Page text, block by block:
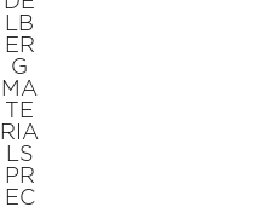
LB
ER
G
MA
TE
RIA
LS
PR
EC